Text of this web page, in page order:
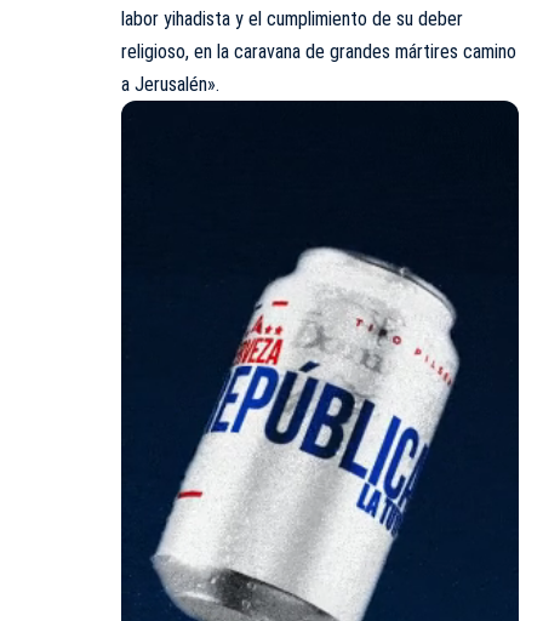
labor yihadista y el cumplimiento de su deber
religioso, en la caravana de grandes mártires camino
a Jerusalén».